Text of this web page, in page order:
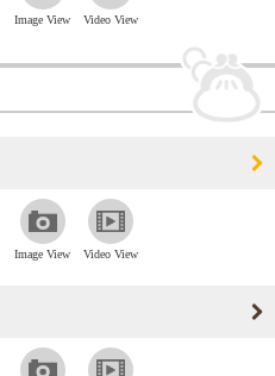
Image View Video View
Image View Video View